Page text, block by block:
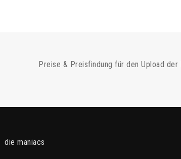
Preise & Preisfindung für den Upload
die maniacs